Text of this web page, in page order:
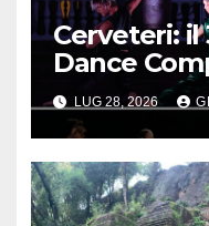
Cerveteri: il
Dance
“Trittico
LUG 28, 2026